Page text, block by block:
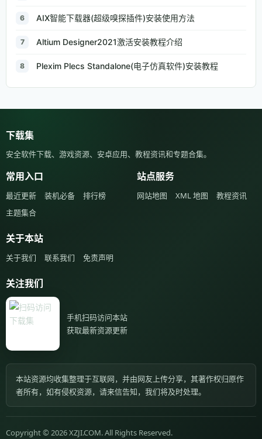
6 AIX智能下载器(超级嗅探插件)安装使用方法
7 Altium Designer2021激活安装教程介绍
8 Plexim Plecs Standalone(电子仿真软件)安装教程
下载集
安全软件下载、游戏资源、安卓应用、教程资讯和专题合集。
常用入口
最近更新 装机必备
排行榜
主题集合
站点服务
网站地图 XML 地图 教程资讯
关于本站
关于我们 联系我们 免责声明
关注我们
手机扫码访问本站
获取最新资源更新
本站资源均收集整理于互联网，并由网友上传分享，其著作权归原作
者所有，如有侵权资源，请来信告知，我们将及时处理。
Copyright © 2026 XZJI.COM. All Rights Reserved.